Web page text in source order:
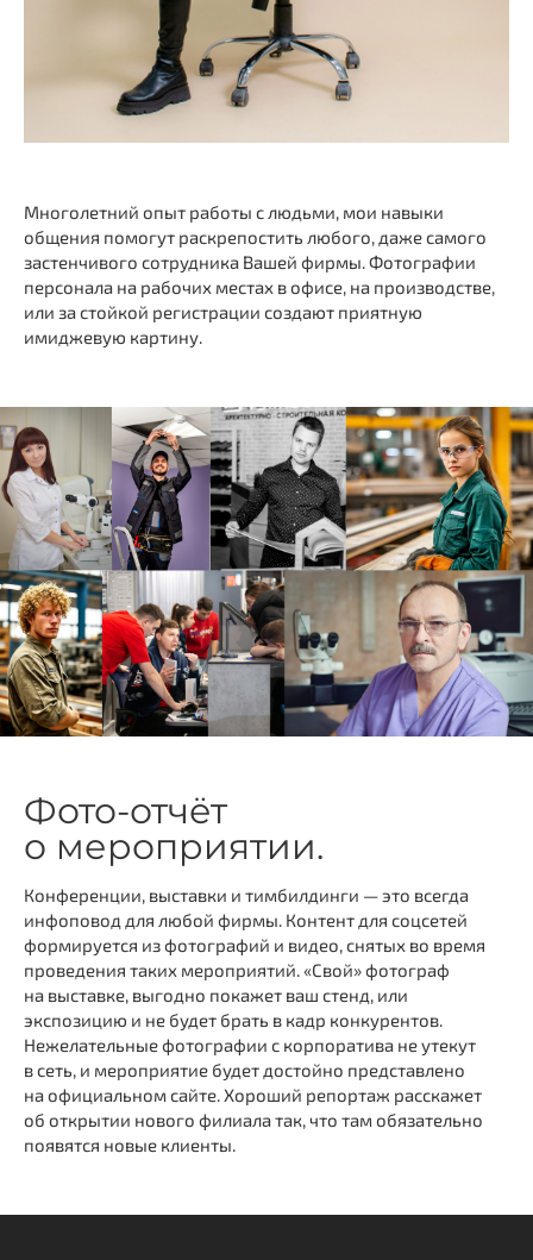
Многолетний опыт работы с людьми, мои навыки
общения помогут раскрепостить любого, даже самого
застенчивого сотрудника Вашей фирмы. Фотографии
персонала на рабочих местах в офисе, на производстве,
или за стойкой регистрации создают приятную
имиджевую картину.
Фото-отчёт
о мероприятии.
Конференции, выставки и тимбилдинги — это всегда
инфоповод для любой фирмы. Контент для соцсетей
формируется из фотографий и видео, снятых во время
проведения таких мероприятий. «Свой» фотограф
на выставке, выгодно покажет ваш стенд, или
экспозицию и не будет брать в кадр конкурентов.
Нежелательные фотографии с корпоратива не утекут
в сеть, и мероприятие будет достойно представлено
на официальном сайте. Хороший репортаж расскажет
об открытии нового филиала так, что там обязательно
появятся новые клиенты.